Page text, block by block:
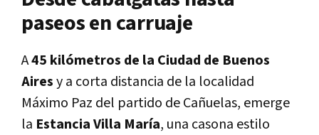
paseos en carruaje
A45 kilómetros de la Ciudad de Buenos
Airesy a corta distancia de la localidad
Máximo Paz del partido de Cañuelas, emerge
la Estancia Villa María, una casona estilo